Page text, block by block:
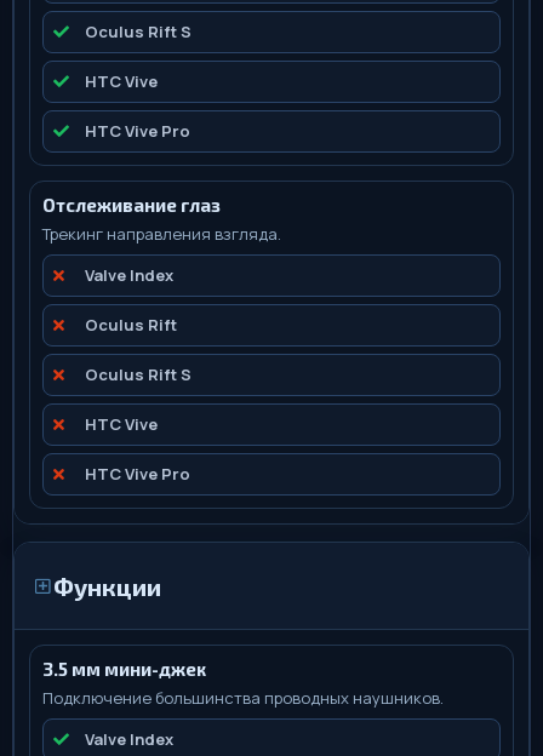
Oculus Rift S
HTC Vive
HTC Vive Pro
Отслеживание глаз
Трекинг направления взгляда.
Valve Index
Oculus Rift
Oculus Rift S
HTC Vive
HTC Vive Pro
Функции
3.5 мм мини-джек
Подключение большинства проводных наушников.
Valve Index